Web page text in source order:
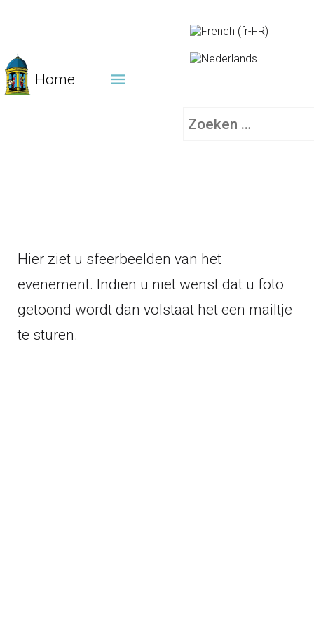
Home
Zoeken
Hier ziet u sfeerbeelden van het
evenement. Indien u niet wenst dat u foto
getoond wordt dan volstaat het een mailtje
te sturen.